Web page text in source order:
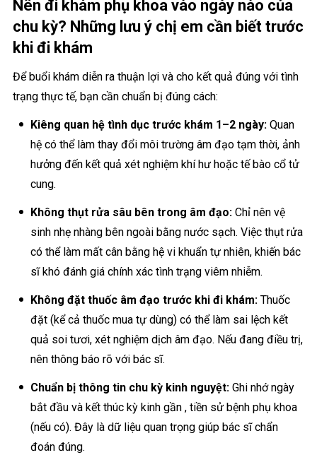
Nên đi khám phụ khoa vào ngày nào của
chu kỳ? Những lưu ý chị em cần biết trước
khi đi khám
Để buổi khám diễn ra thuận lợi và cho kết quả đúng với tình
trạng thực tế, bạn cần chuẩn bị đúng cách:
Kiêng quan hệ tình dục trước khám 1–2 ngày:Quan
hệ có thể làm thay đổi môi trường âm đạo tạm thời, ảnh
hưởng đến kết quả xét nghiệm khí hư hoặc tế bào cổ tử
cung.
Không thụt rửa sâu bên trong âm đạo:Chỉ nên vệ
sinh nhẹ nhàng bên ngoài bằng nước sạch. Việc thụt rửa
có thể làm mất cân bằng hệ vi khuẩn tự nhiên, khiến bác
sĩ khó đánh giá chính xác tình trạng viêm nhiễm.
Không đặt thuốc âm đạo trước khi đi khám:Thuốc
đặt (kể cả thuốc mua tự dùng) có thể làm sai lệch kết
quả soi tươi, xét nghiệm dịch âm đạo. Nếu đang điều trị,
nên thông báo rõ với bác sĩ.
Chuẩn bị thông tin chu kỳ kinh nguyệt:Ghi nhớ ngày
bắt đầu và kết thúc kỳ kinh gần , tiền sử bệnh phụ khoa
(nếu có). Đây là dữ liệu quan trọng giúp bác sĩ chẩn
đoán đúng.